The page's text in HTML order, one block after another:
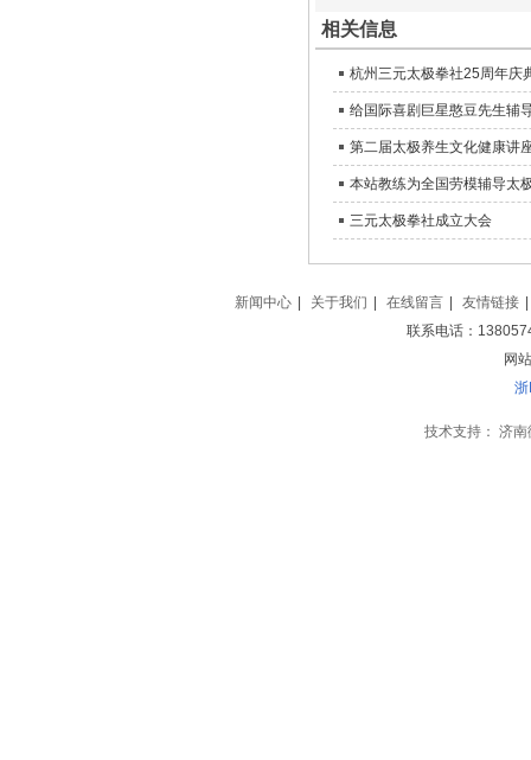
相关信息
杭州三元太极拳社25周年庆
给国际喜剧巨星憨豆先生辅
第二届太极养生文化健康讲
本站教练为全国劳模辅导太
三元太极拳社成立大会
新闻中心 关于我们 在线留言 友情链接
联系电话：
网
技术支持： 济南